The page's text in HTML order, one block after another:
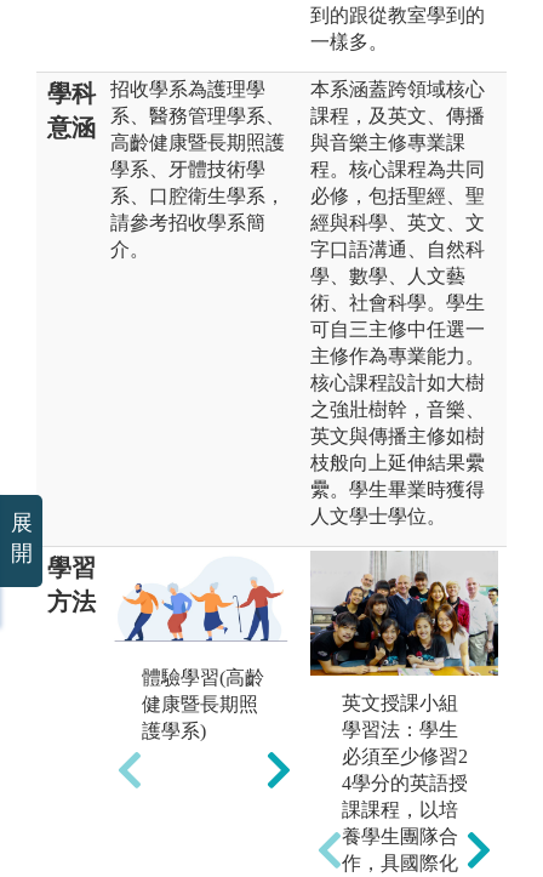
到的跟從教室學到的
一樣多。
學科
意涵
招收學系為護理學
系、醫務管理學系、
高齡健康暨長期照護
學系、牙體技術學
系、口腔衛生學系，
請參考招收學系簡
介。
本系涵蓋跨領域核心
課程，及英文、傳播
與音樂主修專業課
程。核心課程為共同
必修，包括聖經、聖
經與科學、英文、文
字口語溝通、自然科
學、數學、人文藝
術、社會科學。學生
可自三主修中任選一
主修作為專業能力。
核心課程設計如大樹
之強壯樹幹，音樂、
英文與傳播主修如樹
枝般向上延伸結果纍
纍。學生畢業時獲得
人文學士學位。
學習
方法
體驗學習(高齡
健康暨長期照
護學系)
論(醫務管理學
系)
英文授課小組
學習法：學生
必須至少修習2
4學分的英語授
課課程，以培
養學生團隊合
作，具國際化
展
開